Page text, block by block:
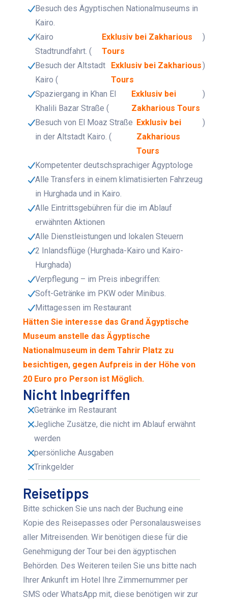
Besuch des Ägyptischen Nationalmuseums in
Kairo.
Kairo
Stadtrundfahrt. (
Exklusiv bei Zakharious
Tours
)
Besuch der Altstadt
Kairo (
Exklusiv bei Zakharious
Tours
)
Spaziergang in Khan El
Khalili Bazar Straße (
Exklusiv bei
Zakharious Tours
)
Besuch von El Moaz Straße
in der Altstadt Kairo. (
Exklusiv bei
Zakharious
Tours
)
Kompetenter deutschsprachiger Ägyptologe
Alle Transfers in einem klimatisierten Fahrzeug
in Hurghada und in Kairo.
Alle Eintrittsgebühren für die im Ablauf
erwähnten Aktionen
Alle Dienstleistungen und lokalen Steuern
2 Inlandsflüge (Hurghada-Kairo und Kairo-
Hurghada)
Verpflegung – im Preis inbegriffen:
Soft-Getränke im PKW oder Minibus.
Mittagessen im Restaurant
Hätten Sie interesse das Grand Ägyptische
Museum anstelle das Ägyptische
Nationalmuseum in dem Tahrir Platz zu
besichtigen, gegen Aufpreis in der Höhe von
20 Euro pro Person ist Möglich.
Nicht Inbegriffen
Getränke im Restaurant
Jegliche Zusätze, die nicht im Ablauf erwähnt
werden
persönliche Ausgaben
Trinkgelder
Reisetipps
Bitte schicken Sie uns nach der Buchung eine
Kopie des Reisepasses oder Personalausweises
aller Mitreisenden. Wir benötigen diese für die
Genehmigung der Tour bei den ägyptischen
Behörden. Des Weiteren teilen Sie uns bitte nach
Ihrer Ankunft im Hotel Ihre Zimmernummer per
SMS oder WhatsApp mit, diese benötigen wir zur